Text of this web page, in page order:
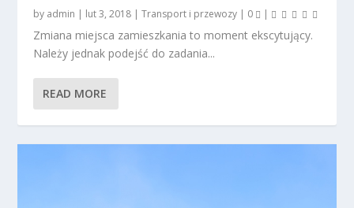
by admin | lut 3, 2018 |Transport i przewozy | 0 |
Zmiana miejsca zamieszkania to moment ekscytujący.
Należy jednak podejść do zadania...
READ MORE